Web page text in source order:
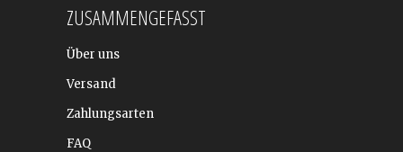
ZUSAMMENGEFASST
Über uns
Versand
Zahlungsarten
FAQ